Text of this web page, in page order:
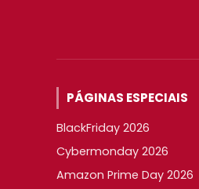
PÁGINAS ESPECIAIS
BlackFriday 2026
Cybermonday 2026
Amazon Prime Day 2026